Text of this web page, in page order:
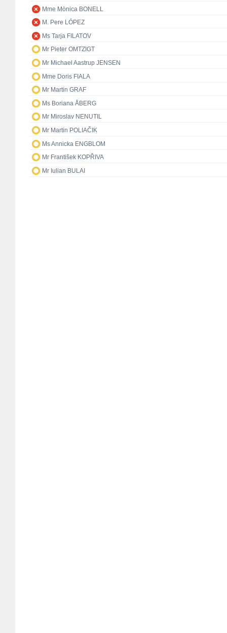
Mme Mònica BONELL
M. Pere LÓPEZ
Ms Tarja FILATOV
Mr Pieter OMTZIGT
Mr Michael Aastrup JENSEN
Mme Doris FIALA
Mr Martin GRAF
Ms Boriana ÅBERG
Mr Miroslav NENUTIL
Mr Martin POLIAČIK
Ms Annicka ENGBLOM
Mr František KOPŘIVA
Mr Iulian BULAI